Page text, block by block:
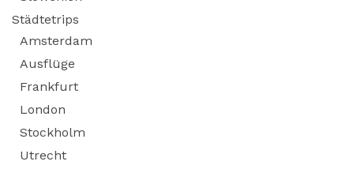
Städtetrips
Amsterdam
Ausflüge
Frankfurt
London
Stockholm
Utrecht